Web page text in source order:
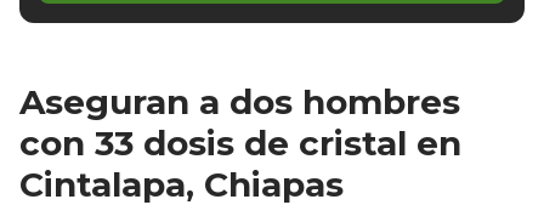
Aseguran a dos hombres
con 33 dosis de cristal en
Cintalapa, Chiapas